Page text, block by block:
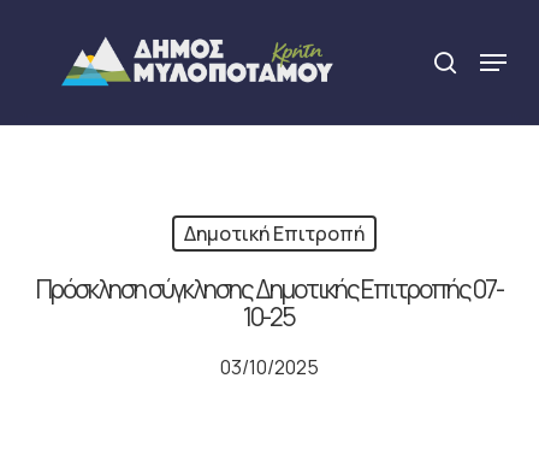
content
search
Menu
Δημοτική Επιτροπή
Πρόσκληση σύγκλησης Δημοτικής Επιτροπής 07-
10-25
03/10/2025
Close